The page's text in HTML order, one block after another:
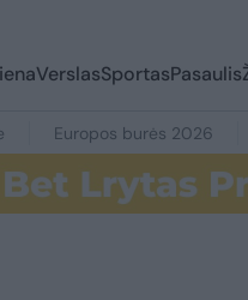
VerslasSportasPasaulis
Europos burės 2026